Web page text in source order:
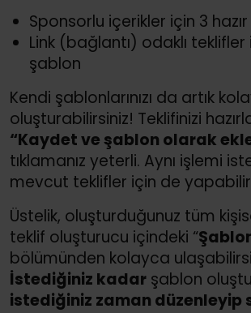
Sponsorlu içerikler için 3
Link (bağlantı) odaklı teklifler
şablon
Kendi şablonlarınızı da artık
oluşturabilirsiniz! Teklifinizi
“Kaydet ve şablon olarak
tıklamanız yeterli. Aynı işlemi
mevcut teklifler için de
Üstelik, oluşturduğunuz tüm
teklif oluşturucu içindeki “
bölümünden kolayca
İstediğiniz kadar şablon
istediğiniz zaman düzenleyip